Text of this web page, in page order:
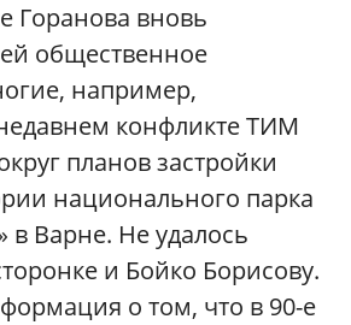
Горанова вновь
общественное
например,
конфликте ТИМ
планов застройки
национального парка
в Варне. Не удалось
и Бойко Борисову.
о том, что в 90-е